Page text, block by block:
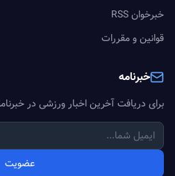
خبرخوان RSS
قوانین و مقررات
خبرنامه
برای دریافت آخرین اخبار ورزشی در
عضویت